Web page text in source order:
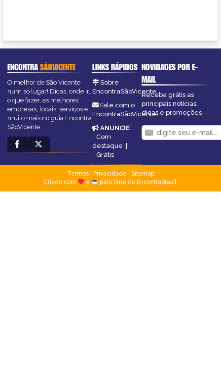
ENCONTRASÃOVICENTE
O melhor de São Vicente
num só lugar! Dicas, onde ir,
o que fazer, as melhores
empresas, locais, serviços e
muito mais no guia Encontra
SãoVicente.
LINKS RÁPIDOS
Sobre
EncontraSãoVicente
Fale com o
EncontraSãoVicente
ANUNCIE:
Com
destaque
Grátis
NOVIDADES POR E-
MAIL
Receba grátis as
principais notícias,
dicas e promoções
Termos| Privacidade
Sitemap
Criado com
e pelo time do EncontraBrasil